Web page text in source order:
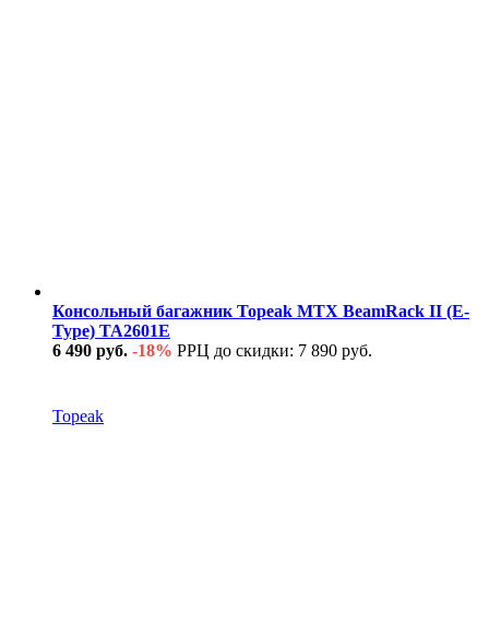
Консольный багажник Topeak MTX BeamRack II (E-
Type) TA2601E
6 490 руб. -18% РРЦ до скидки: 7 890 руб.
Topeak